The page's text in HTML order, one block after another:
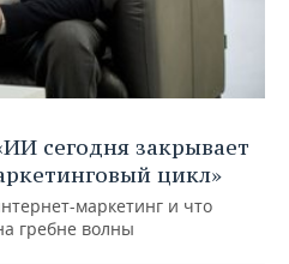
сегодня закрывает
цикл»
маркетинг и что
гребне волны